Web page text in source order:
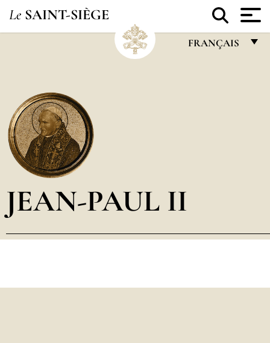
Le SAINT-SIÈGE
FRANÇAIS
العربيّة
JEAN-PAUL II